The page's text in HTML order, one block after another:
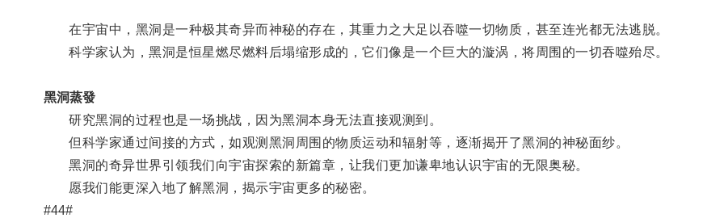
在宇宙中，黑洞是一种极其奇异而神秘的存在，其重力之大足以吞噬一切物质，甚至连光都无法逃脱。
科学家认为，黑洞是恒星燃尽燃料后塌缩形成的，它们像是一个巨大的漩涡，将周围的一切吞噬殆尽。
黑洞蒸發
研究黑洞的过程也是一场挑战，因为黑洞本身无法直接观测到。
但科学家通过间接的方式，如观测黑洞周围的物质运动和辐射等，逐渐揭开了黑洞的神秘面纱。
黑洞的奇异世界引领我们向宇宙探索的新篇章，让我们更加谦卑地认识宇宙的无限奥秘。
愿我们能更深入地了解黑洞，揭示宇宙更多的秘密。
#44#